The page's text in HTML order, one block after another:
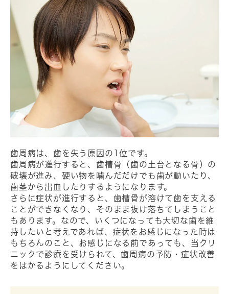
歯周病は、歯を失う原因の1位です。
歯周病が進行すると、歯槽骨（歯の土台となる骨）の
破壊が進み、硬い物を噛んだだけでも歯が動いたり、
歯茎から出血したりするようになります。
さらに症状が進行すると、歯槽骨が溶けて歯を支える
ことができなくなり、そのまま抜け落ちてしまうこと
もあります。なので、いくつになっても大切な歯を維
持したいと考えであれば、症状をお感じになった時は
もちろんのこと、お感じになる前であっても、当クリ
ニックで診療を受けられて、歯周病の予防・症状改善
をはかるようにしてください。